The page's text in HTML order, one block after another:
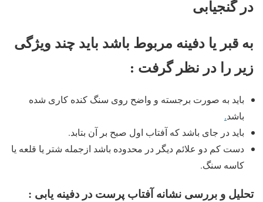
در گنجیابی
به قبر یا دفینه مربوط باشد باید چند ویژگی
زیر را در نظر گرفت :
باید به صورت برجسته و واضح روی سنگ کنده کاری شده
باشد.
باید در جای باشد که آفتاب اول صبح بر آن بتابد.
دست کم دو علائم دیگر در محدوده باشد ازجمله شتر یا قلعه یا
کاسه سنگ.
تحلیل و بررسی نشانه آفتاب پرست در دفینه یابی :